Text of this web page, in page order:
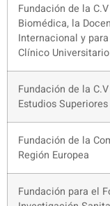
Fundación de la
Biomédica, la
Internacional y
Clínico
Fundación de la
Estudios Superiores
Fundación de la
Región Europea
Fundación para el